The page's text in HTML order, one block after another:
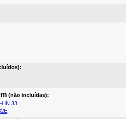
(não incluídas):
HN 33